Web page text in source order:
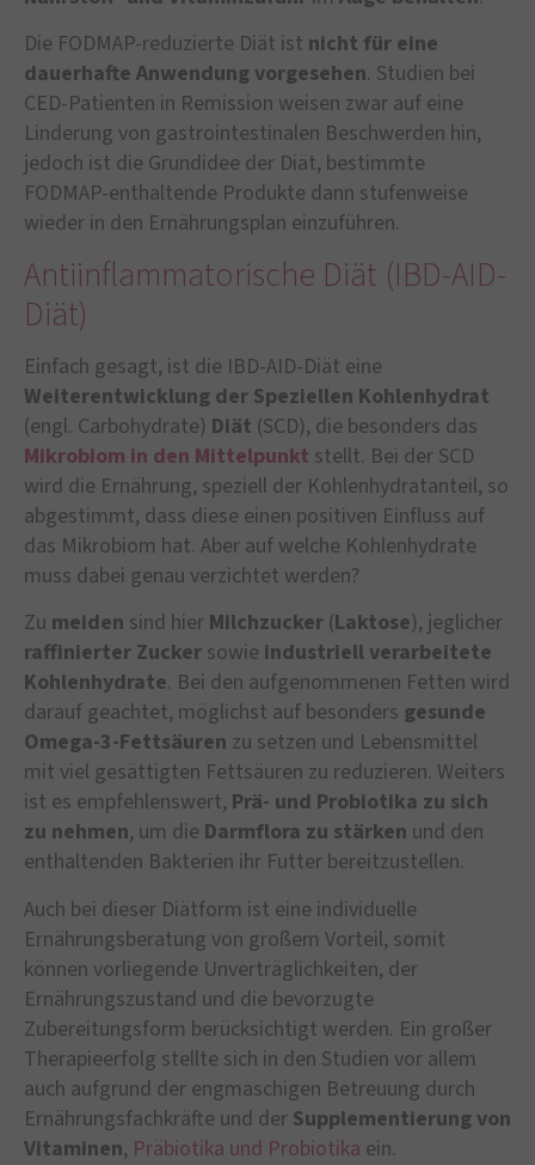
Die FODMAP-reduzierte Diät ist nicht für eine
dauerhafte Anwendung vorgesehen. Studien bei
CED-Patienten in Remission weisen zwar auf eine
Linderung von gastrointestinalen Beschwerden hin,
jedoch ist die Grundidee der Diät, bestimmte
FODMAP-enthaltende Produkte dann stufenweise
wieder in den Ernährungsplan einzuführen.
Antiinflammatorische Diät (IBD-AID-
Diät)
Einfach gesagt, ist die IBD-AID-Diät eine
Weiterentwicklung der Speziellen Kohlenhydrat
(engl. Carbohydrate) Diät (SCD), die besonders das
Mikrobiom in den Mittelpunkt stellt. Bei der SCD
wird die Ernährung, speziell der Kohlenhydratanteil, so
abgestimmt, dass diese einen positiven Einfluss auf
das Mikrobiom hat. Aber auf welche Kohlenhydrate
muss dabei genau verzichtet werden?
Zu meiden sind hier Milchzucker (Laktose), jeglicher
raffinierter Zucker sowie industriell verarbeitete
Kohlenhydrate. Bei den aufgenommenen Fetten wird
darauf geachtet, möglichst auf besonders gesunde
Omega-3-Fettsäuren zu setzen und Lebensmittel
mit viel gesättigten Fettsäuren zu reduzieren. Weiters
ist es empfehlenswert, Prä- und Probiotika zu sich
zu nehmen, um die Darmflora zu stärken und den
enthaltenden Bakterien ihr Futter bereitzustellen.
Auch bei dieser Diätform ist eine individuelle
Ernährungsberatung von großem Vorteil, somit
können vorliegende Unverträglichkeiten, der
Ernährungszustand und die bevorzugte
Zubereitungsform berücksichtigt werden. Ein großer
Therapieerfolg stellte sich in den Studien vor allem
auch aufgrund der engmaschigen Betreuung durch
Ernährungsfachkräfte und der Supplementierung von
Vitaminen, Präbiotika und Probiotika ein.